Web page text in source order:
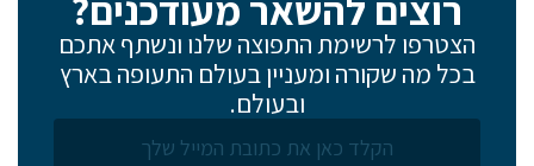
הצטרפו לרשימת התפוצה שלנו ונשתף אתכם
בכל מה שקורה ומעניין בעולם התעופה בארץ
ובעולם.